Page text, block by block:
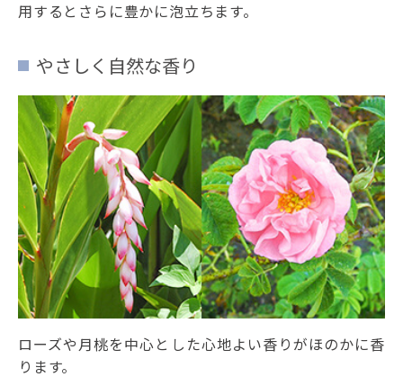
用するとさらに豊かに泡立ちます。
やさしく自然な香り
ローズや月桃を中心とした心地よい香りがほのかに香
ります。